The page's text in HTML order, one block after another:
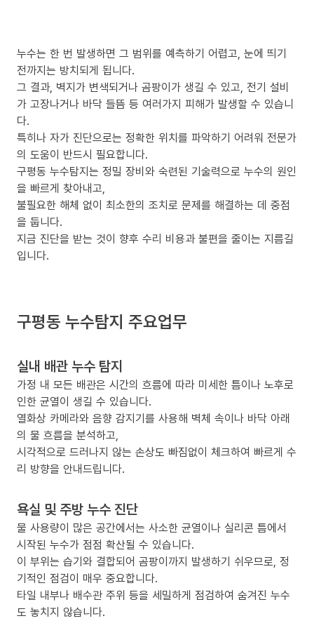
누수는 한 번 발생하면 그 범위를 예측하기 어렵고, 눈에 띄기
전까지는 방치되게 됩니다.
그 결과, 벽지가 변색되거나 곰팡이가 생길 수 있고, 전기 설비
가 고장나거나 바닥 들뜸 등 여러가지 피해가 발생할 수 있습니
다.
특히나 자가 진단으로는 정확한 위치를 파악하기 어려워 전문가
의 도움이 반드시 필요합니다.
구평동 누수탐지는 정밀 장비와 숙련된 기술력으로 누수의 원인
을 빠르게 찾아내고,
불필요한 해체 없이 최소한의 조치로 문제를 해결하는 데 중점
을 둡니다.
지금 진단을 받는 것이 향후 수리 비용과 불편을 줄이는 지름길
입니다.
구평동 누수탐지 주요업무
실내 배관 누수 탐지
가정 내 모든 배관은 시간의 흐름에 따라 미세한 틈이나 노후로
인한 균열이 생길 수 있습니다.
열화상 카메라와 음향 감지기를 사용해 벽체 속이나 바닥 아래
의 물 흐름을 분석하고,
시각적으로 드러나지 않는 손상도 빠짐없이 체크하여 빠르게 수
리 방향을 안내드립니다.
욕실 및 주방 누수 진단
물 사용량이 많은 공간에서는 사소한 균열이나 실리콘 틈에서
시작된 누수가 점점 확산될 수 있습니다.
이 부위는 습기와 결합되어 곰팡이까지 발생하기 쉬우므로, 정
기적인 점검이 매우 중요합니다.
타일 내부나 배수관 주위 등을 세밀하게 점검하여 숨겨진 누수
도 놓치지 않습니다.